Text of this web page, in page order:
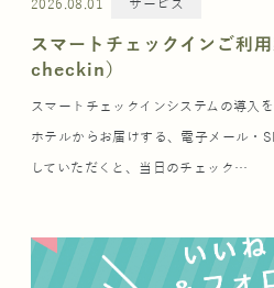
2026.08.01 サービス
スマートチェックインご利
checkin）
スマートチェックインシステムの導入
ホテルからお届けする、電子メール・
していただくと、当日のチェック…